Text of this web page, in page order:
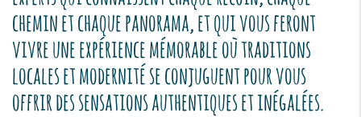
chemin et chaque panorama, et qui vous feront
vivre une expérience mémorable où traditions
locales et modernité se conjuguent pour vous
offrir des sensations authentiques et inégalées.